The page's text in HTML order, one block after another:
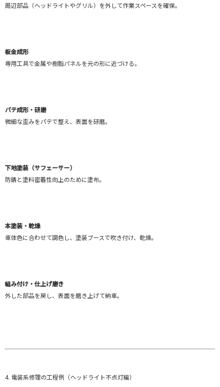
周辺部品（ヘッドライトやグリル）を外して作業スペースを確保。
板金成形
専用工具で金属や樹脂パネルを元の形に近づける。
パテ成形・研磨
微細な歪みをパテで整え、表面を研磨。
下地塗装（サフェーサー）
防錆と塗料密着性向上のために塗布。
本塗装・乾燥
車体色に合わせて調色し、塗装ブースで吹き付け、乾燥。
組み付け・仕上げ磨き
外した部品を戻し、表面を磨き上げて納車。
4. 電装系修理の工程例（ヘッドライト不点灯編）